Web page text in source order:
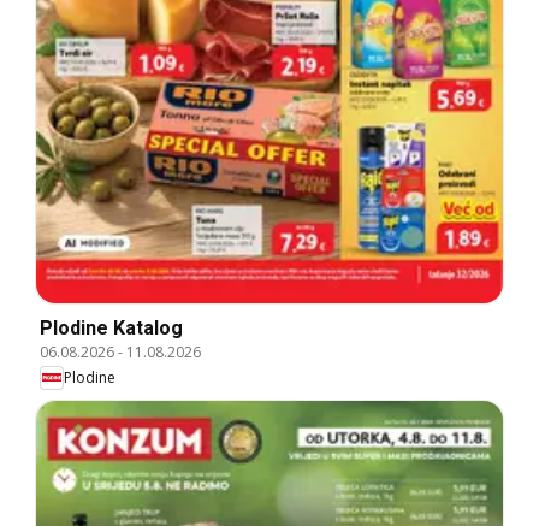
Plodine Katalog
06.08.2026- 11.08.2026
Plodine